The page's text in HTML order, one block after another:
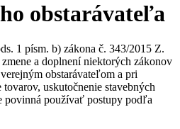
obstarávateľa
1 písm. b) zákona č. 343/2015 Z.
a doplnení niektorých zákonov
obstarávateľom a pri
uskutočnenie stavebných
povinná používať postupy podľa